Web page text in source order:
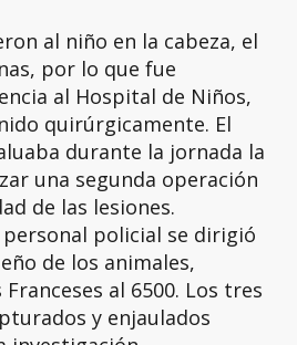
al niño en la cabeza, el
por lo que fue
al Hospital de Niños,
quirúrgicamente. El
durante la jornada la
una segunda operación
de las lesiones.
policial se dirigió
de los animales,
al 6500. Los tres
y enjaulados